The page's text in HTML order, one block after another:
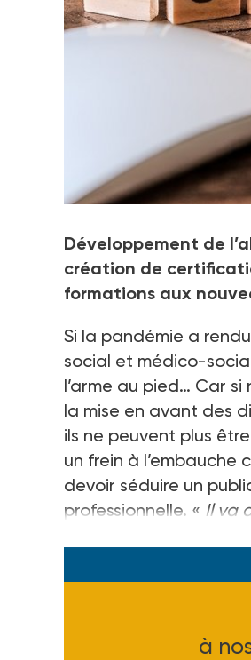
Crédit photo JÃ©rÃ´me
Développement de
création de
formations aux
Si la pandémie a
social et médico-
l’arme au pied… Car
la mise en avant des
ils ne peuvent plus
un frein à l’embauche
devoir séduire un
professionnelle. « Il va
à